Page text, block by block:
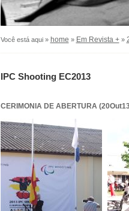
Você está aqui » home » Em Revista +»
IPC Shooting EC2013
CERIMONIA DE ABERTURA